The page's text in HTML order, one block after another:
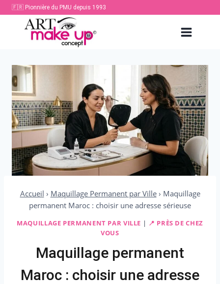
Aller
contenu
🇫🇷 Pionnière du PMU depuis 1993
Accueil › Maquillage Permanent par Ville› Maquillage
permanent Maroc : choisir une adresse sérieuse
MAQUILLAGE PERMANENT PAR VILLE | 📍 PRÈS DE CHEZ
VOUS
Maquillage permanent
Maroc : choisir une adresse